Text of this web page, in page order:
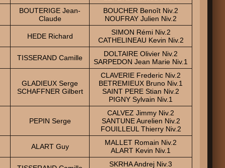
BOUTERIGE Jean-
Claude
BOUCHER Benoît Niv.2
NOUFRAY Julien Niv.2
HEDE Richard
SIMON Rémi Niv.2
CATHELINEAU Kevin Niv.2
TISSERAND Camille
DOLTAIRE Olivier Niv.2
SARPEDON Jean Marie Niv.1
GLADIEUX Serge
SCHAFFNER Gilbert
CLAVERIE Frederic Niv.2
BETREMIEUX Bruno Niv.1
SAINT PERE Stian Niv.2
PIGNY Sylvain Niv.1
PEPIN Serge
CALVEZ Jimmy Niv.2
SANTUNE Aurelien Niv.2
FOUILLEUL Thierry Niv.2
ALART Guy
MALLET Romain Niv.2
ALART Kevin Niv.1
SKRHA Andrej Niv.3